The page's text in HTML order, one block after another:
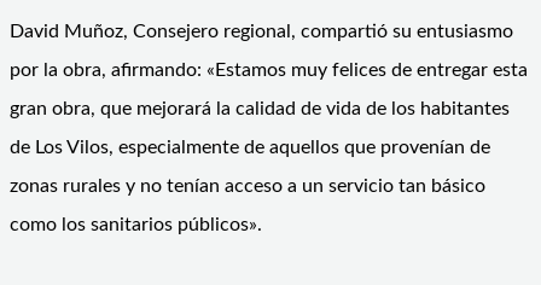
David Muñoz, Consejero regional, compartió su entusiasmo
por la obra, afirmando: «Estamos muy felices de entregar esta
gran obra, que mejorará la calidad de vida de los habitantes
de Los Vilos, especialmente de aquellos que provenían de
zonas rurales y no tenían acceso a un servicio tan básico
como los sanitarios públicos».